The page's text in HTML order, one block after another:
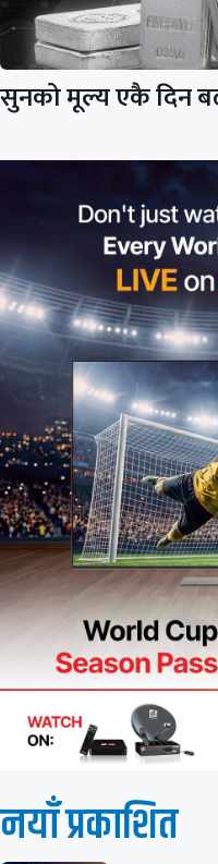
सुनको मूल्य एकै दिन
नयाँ प्रकाशित